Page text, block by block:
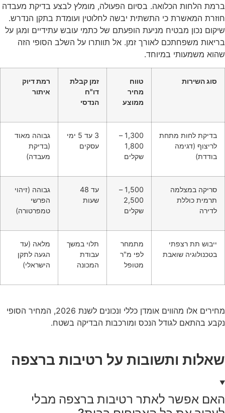
ברמת הלחות הכלואה. בסיום הפעולה, מומלץ לבצע בדיקת מעבדה
חוזרת המאשרת כי התשתית יבשה לחלוטין ועומדת בתקן הנדרש.
שיקום נכון מבטיח מניעת הופעתם של כתמי עובש עתידיים ומגן על
בריאות משפחתכם לאורך זמן. אל תוותרו על השלב הסופי הזה
שהוא משמעותי במיוחד.
סוג השירות
טווח
מחיר
ממוצע
זמן קבלת
דו"ח
הנדסי
רמת דיוק
איתור
בדיקת לחות מתחת
לריצוף (דגימה
בודדת)
1,300 –
1,800
שקלים
3 עד 5 ימי
עסקים
גבוהה מאוד
(בדיקת
מעבדה)
סריקה במצלמה
תרמית כוללת
לדירה
1,500 –
2,500
שקלים
עד 48
שעות
גבוהה (זיהוי
הפרשי
טמפרטורה)
ייבוש תת רצפתי
בטכנולוגיה שואבת
מתמחר
לפי מ"ר
מטופל
תלוי במשך
עבודת
המכונה
מלאה (עד
הגעה לתקן
הישראלי)
מחירים אלו מהווים אומדן כללי ונכונים לשנת 2026, המחיר הסופי
נקבע בהתאם לגודל הנכס ומורכבות הבדיקה בשטח.
שאלות ותשובות על רטיבות ברצפה
האם אפשר לאתר רטיבות ברצפה מבלי